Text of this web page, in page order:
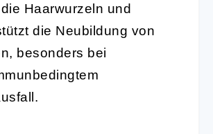
Haarwurzeln und
die Neubildung von
besonders bei